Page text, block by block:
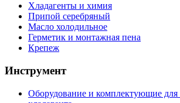
Хладагенты и химия
Припой серебряный
Масло холодильное
Герметик и монтажная пена
Крепеж
Инструмент
Оборудование и комплектующие для